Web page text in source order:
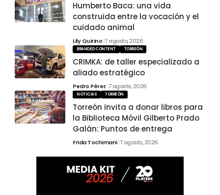
Humberto Baca: una vida
construida entre la vocación y el
cuidado animal
Lily Quirino 7 agosto, 2026
BRANDED CONTENT TORREÓN
CRIMKA: de taller especializado a
aliado estratégico
Pedro Pérez 7 agosto, 2026
NOTICIAS TORREÓN
Torreón invita a donar libros para
la Biblioteca Móvil Gilberto Prado
Galán: Puntos de entrega
Frida Tochimani 7 agosto, 2026